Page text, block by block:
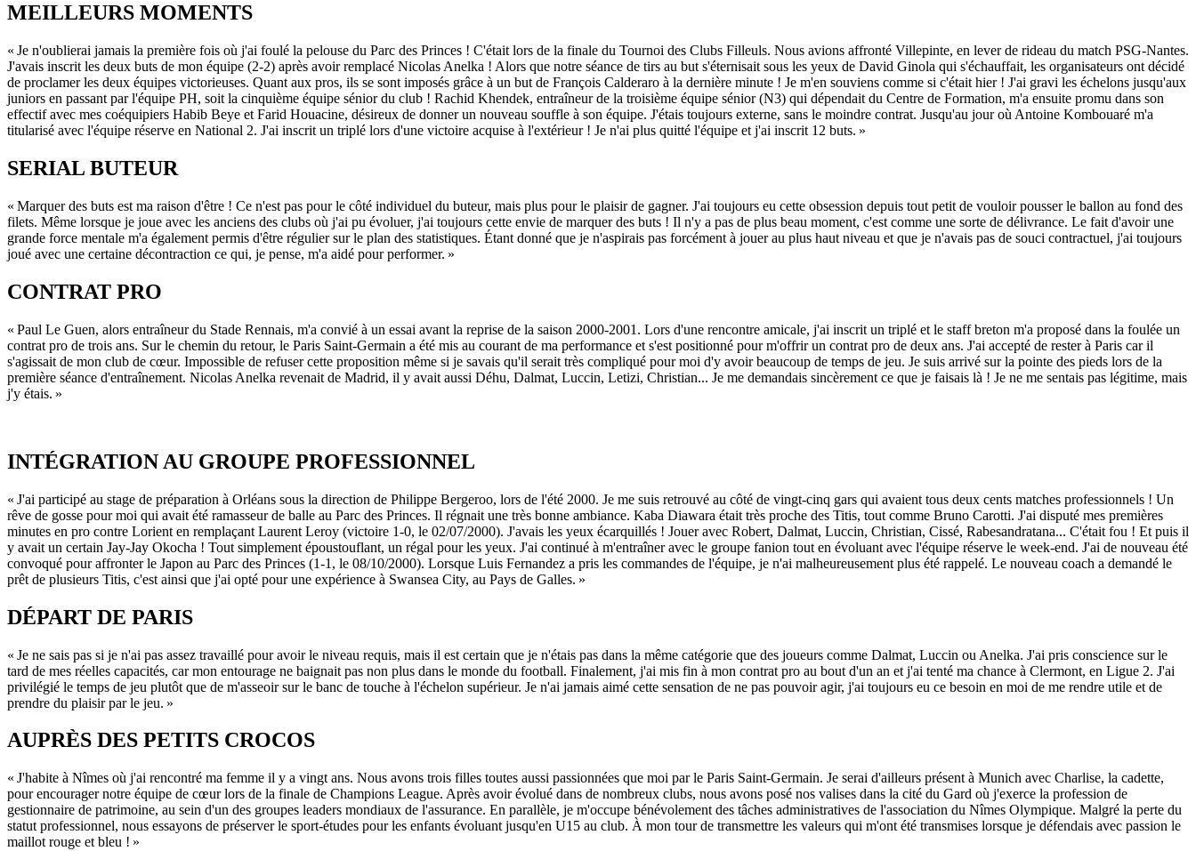
MEILLEURS MOMENTS
« Je n'oublierai jamais la première fois où j'ai foulé la pelouse du Parc des Princes ! C'était lors de la finale du Tournoi des Clubs Filleuls. Nous avions affronté Villepinte, en lever de rideau du match PSG-Nantes.
J'avais inscrit les deux buts de mon équipe (2-2) après avoir remplacé Nicolas Anelka ! Alors que notre séance de tirs au but s'éternisait sous les yeux de David Ginola qui s'échauffait, les organisateurs ont décidé
de proclamer les deux équipes victorieuses. Quant aux pros, ils se sont imposés grâce à un but de François Calderaro à la dernière minute ! Je m'en souviens comme si c'était hier ! J'ai gravi les échelons jusqu'aux
juniors en passant par l'équipe PH, soit la cinquième équipe sénior du club ! Rachid Khendek, entraîneur de la troisième équipe sénior (N3) qui dépendait du Centre de Formation, m'a ensuite promu dans son
effectif avec mes coéquipiers Habib Beye et Farid Houacine, désireux de donner un nouveau souffle à son équipe. J'étais toujours externe, sans le moindre contrat. Jusqu'au jour où Antoine Kombouaré m'a
titularisé avec l'équipe réserve en National 2. J'ai inscrit un triplé lors d'une victoire acquise à l'extérieur ! Je n'ai plus quitté l'équipe et j'ai inscrit 12 buts. »
SERIAL BUTEUR
« Marquer des buts est ma raison d'être ! Ce n'est pas pour le côté individuel du buteur, mais plus pour le plaisir de gagner. J'ai toujours eu cette obsession depuis tout petit de vouloir pousser le ballon au fond des
filets. Même lorsque je joue avec les anciens des clubs où j'ai pu évoluer, j'ai toujours cette envie de marquer des buts ! Il n'y a pas de plus beau moment, c'est comme une sorte de délivrance. Le fait d'avoir une
grande force mentale m'a également permis d'être régulier sur le plan des statistiques. Étant donné que je n'aspirais pas forcément à jouer au plus haut niveau et que je n'avais pas de souci contractuel, j'ai toujours
joué avec une certaine décontraction ce qui, je pense, m'a aidé pour performer. »
CONTRAT PRO
« Paul Le Guen, alors entraîneur du Stade Rennais, m'a convié à un essai avant la reprise de la saison 2000-2001. Lors d'une rencontre amicale, j'ai inscrit un triplé et le staff breton m'a proposé dans la foulée un
contrat pro de trois ans. Sur le chemin du retour, le Paris Saint-Germain a été mis au courant de ma performance et s'est positionné pour m'offrir un contrat pro de deux ans. J'ai accepté de rester à Paris car il
s'agissait de mon club de cœur. Impossible de refuser cette proposition même si je savais qu'il serait très compliqué pour moi d'y avoir beaucoup de temps de jeu. Je suis arrivé sur la pointe des pieds lors de la
première séance d'entraînement. Nicolas Anelka revenait de Madrid, il y avait aussi Déhu, Dalmat, Luccin, Letizi, Christian... Je me demandais sincèrement ce que je faisais là ! Je ne me sentais pas légitime, mais
j'y étais. »
INTÉGRATION AU GROUPE PROFESSIONNEL
« J'ai participé au stage de préparation à Orléans sous la direction de Philippe Bergeroo, lors de l'été 2000. Je me suis retrouvé au côté de vingt-cinq gars qui avaient tous deux cents matches professionnels ! Un
rêve de gosse pour moi qui avait été ramasseur de balle au Parc des Princes. Il régnait une très bonne ambiance. Kaba Diawara était très proche des Titis, tout comme Bruno Carotti. J'ai disputé mes premières
minutes en pro contre Lorient en remplaçant Laurent Leroy (victoire 1-0, le 02/07/2000). J'avais les yeux écarquillés ! Jouer avec Robert, Dalmat, Luccin, Christian, Cissé, Rabesandratana... C'était fou ! Et puis il
y avait un certain Jay-Jay Okocha ! Tout simplement époustouflant, un régal pour les yeux. J'ai continué à m'entraîner avec le groupe fanion tout en évoluant avec l'équipe réserve le week-end. J'ai de nouveau été
convoqué pour affronter le Japon au Parc des Princes (1-1, le 08/10/2000). Lorsque Luis Fernandez a pris les commandes de l'équipe, je n'ai malheureusement plus été rappelé. Le nouveau coach a demandé le
prêt de plusieurs Titis, c'est ainsi que j'ai opté pour une expérience à Swansea City, au Pays de Galles. »
DÉPART DE PARIS
« Je ne sais pas si je n'ai pas assez travaillé pour avoir le niveau requis, mais il est certain que je n'étais pas dans la même catégorie que des joueurs comme Dalmat, Luccin ou Anelka. J'ai pris conscience sur le
tard de mes réelles capacités, car mon entourage ne baignait pas non plus dans le monde du football. Finalement, j'ai mis fin à mon contrat pro au bout d'un an et j'ai tenté ma chance à Clermont, en Ligue 2. J'ai
privilégié le temps de jeu plutôt que de m'asseoir sur le banc de touche à l'échelon supérieur. Je n'ai jamais aimé cette sensation de ne pas pouvoir agir, j'ai toujours eu ce besoin en moi de me rendre utile et de
prendre du plaisir par le jeu. »
AUPRÈS DES PETITS CROCOS
« J'habite à Nîmes où j'ai rencontré ma femme il y a vingt ans. Nous avons trois filles toutes aussi passionnées que moi par le Paris Saint-Germain. Je serai d'ailleurs présent à Munich avec Charlise, la cadette,
pour encourager notre équipe de cœur lors de la finale de Champions League. Après avoir évolué dans de nombreux clubs, nous avons posé nos valises dans la cité du Gard où j'exerce la profession de
gestionnaire de patrimoine, au sein d'un des groupes leaders mondiaux de l'assurance. En parallèle, je m'occupe bénévolement des tâches administratives de l'association du Nîmes Olympique. Malgré la perte du
statut professionnel, nous essayons de préserver le sport-études pour les enfants évoluant jusqu'en U15 au club. À mon tour de transmettre les valeurs qui m'ont été transmises lorsque je défendais avec passion le
maillot rouge et bleu ! »